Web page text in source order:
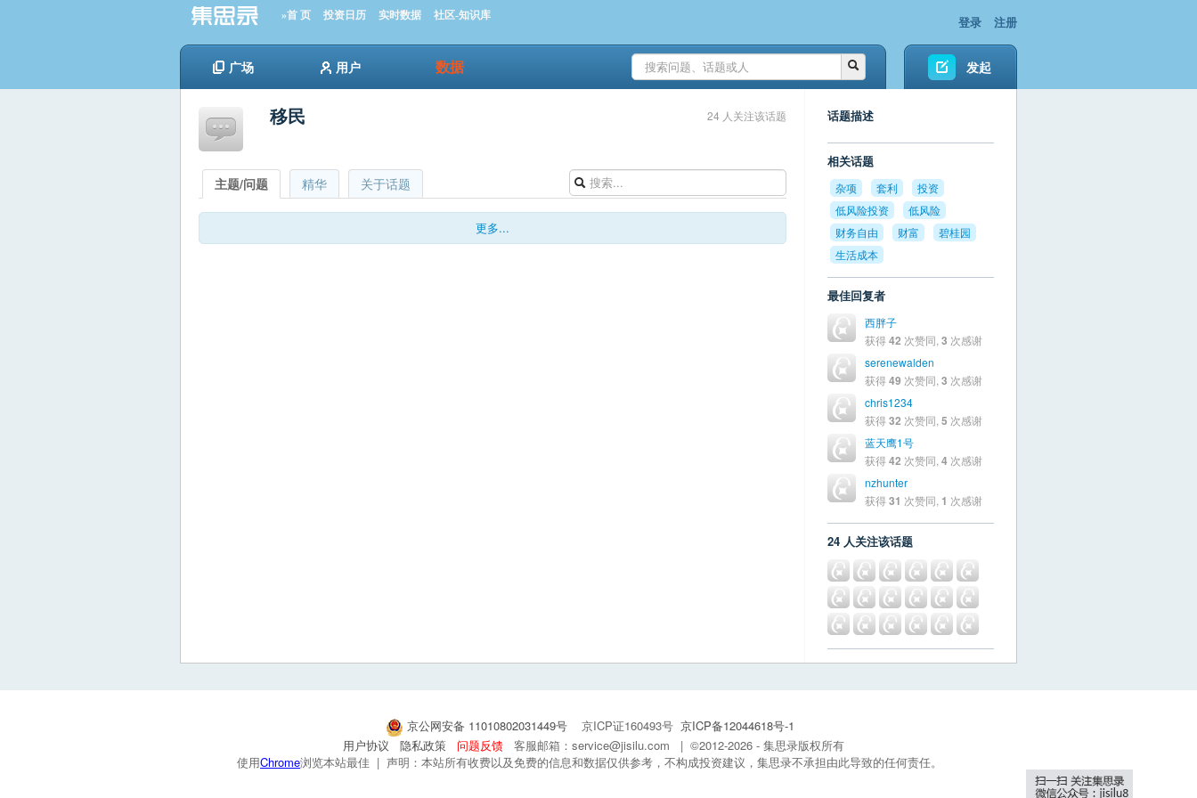
»首 页 投资日历 实时数据 社区-知识库 登录 注册
广场 用户 数据 发起
移民 24 人关注该话题
主题/问题 精华 关于话题
更多...
话题描述
相关话题
杂项 套利
投资
低风险投资
低风险
财务自由
财富
碧桂园
生活成本
最佳回复者
西胖子
获得42 次赞同, 3 次感谢
serenewalden
获得49 次赞同, 3 次感谢
chris1234
获得32 次赞同, 5 次感谢
蓝天鹰1号
获得42 次赞同, 4 次感谢
nzhunter
获得31 次赞同, 1 次感谢
24 人关注该话题
京公网安备 11010802031449号 京ICP证160493号 京ICP备12044618号-1
用户协议
隐私政策 问题反馈
客服邮箱：service@jisilu.com | ©2012-2026 - 集思录版权所有
使用Chrome浏览本站最佳 | 声明：本站所有收费以及免费的信息和数据仅供参考，不构成投资建议，集思录不承担由此导致的任何责任。